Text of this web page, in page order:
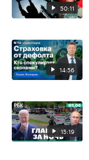
50:11
14:56
15:19